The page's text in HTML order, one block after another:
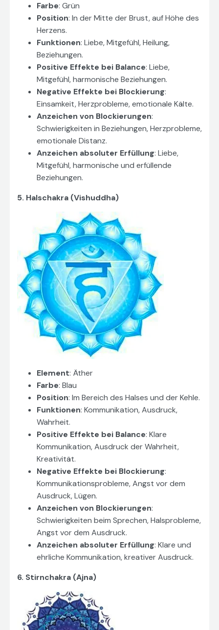
Farbe: Grün
Position: In der Mitte der Brust, auf Höhe des
Herzens.
Funktionen: Liebe, Mitgefühl, Heilung,
Beziehungen.
Positive Effekte bei Balance: Liebe,
Mitgefühl, harmonische Beziehungen.
Negative Effekte bei Blockierung:
Einsamkeit, Herzprobleme, emotionale Kälte.
Anzeichen von Blockierungen:
Schwierigkeiten in Beziehungen, Herzprobleme,
emotionale Distanz.
Anzeichen absoluter Erfüllung: Liebe,
Mitgefühl, harmonische und erfüllende
Beziehungen.
5. Halschakra (Vishuddha)
Element: Äther
Farbe: Blau
Position: Im Bereich des Halses und der Kehle.
Funktionen: Kommunikation, Ausdruck,
Wahrheit.
Positive Effekte bei Balance: Klare
Kommunikation, Ausdruck der Wahrheit,
Kreativität.
Negative Effekte bei Blockierung:
Kommunikationsprobleme, Angst vor dem
Ausdruck, Lügen.
Anzeichen von Blockierungen:
Schwierigkeiten beim Sprechen, Halsprobleme,
Angst vor dem Ausdruck.
Anzeichen absoluter Erfüllung: Klare und
ehrliche Kommunikation, kreativer Ausdruck.
6. Stirnchakra (Ajna)